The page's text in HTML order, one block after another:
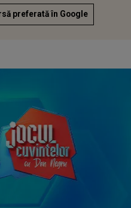
preferată în Google